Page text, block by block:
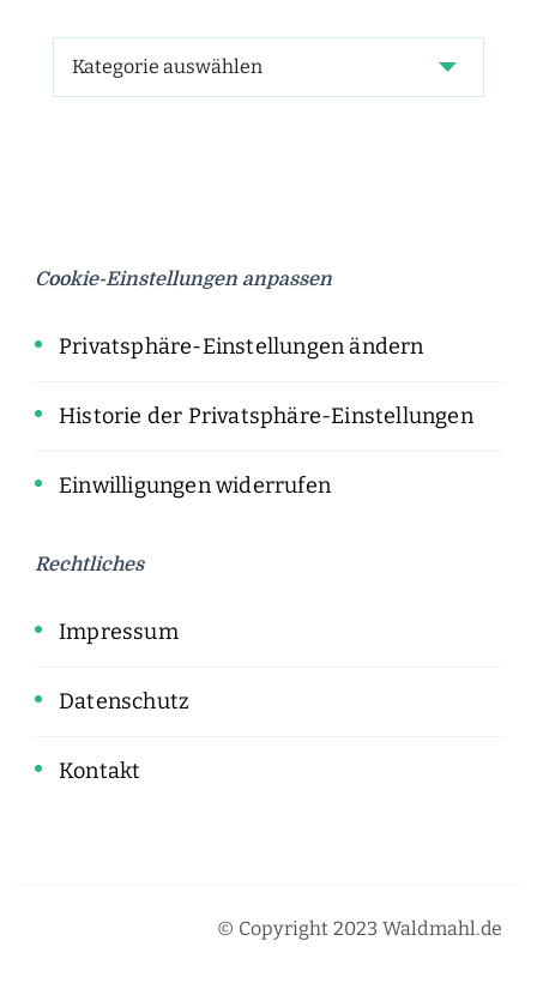
Cookie-Einstellungen anpassen
Privatsphäre-Einstellungen ändern
Historie der Privatsphäre-Einstellungen
Einwilligungen widerrufen
Rechtliches
Impressum
Datenschutz
Kontakt
© Copyright 2023 Waldmahl.de